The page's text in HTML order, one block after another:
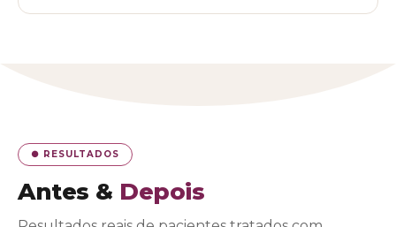
● RESULTADOS
Antes & Depois